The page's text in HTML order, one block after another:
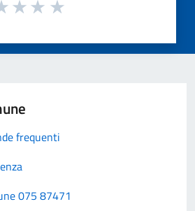
frequenti
075 87471